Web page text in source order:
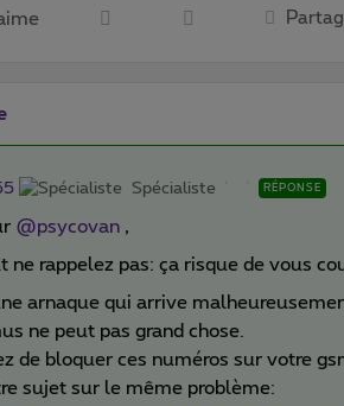
Spécialiste RÉPONSE
@psycovan ,
ne rappelez pas: ça risque de vous
arnaque qui arrive
ne peut pas grand chose.
de bloquer ces numéros sur votre
sujet sur le même problème: